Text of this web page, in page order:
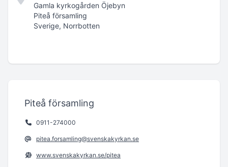
Gamla kyrkogården Öjebyn
Piteå församling
Sverige, Norrbotten
Piteå församling
0911-274000
pitea.forsamling@svenskakyrkan.se
www.svenskakyrkan.se/pitea